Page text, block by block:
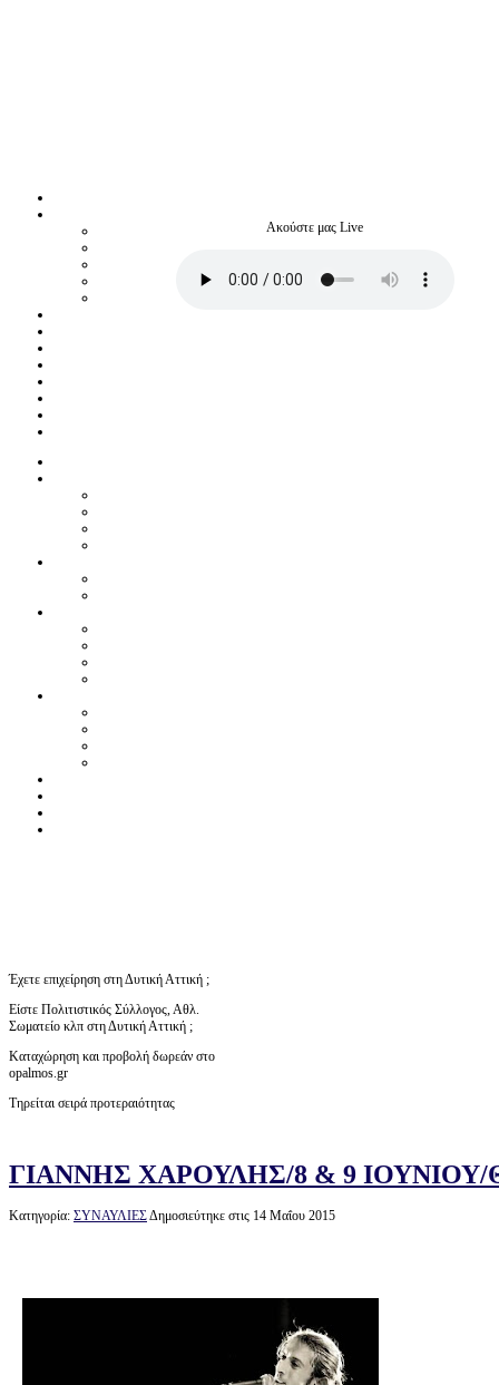
Ακούστε μας Live
Έχετε επιχείρηση στη Δυτική Αττική ;
Είστε Πολιτιστικός Σύλλογος, Αθλ.
Σωματείο κλπ στη Δυτική Αττική ;
Καταχώρηση και προβολή δωρεάν στο
opalmos.gr
Τηρείται σειρά προτεραιότητας
ΓΙΑΝΝΗΣ ΧΑΡΟΥΛΗΣ/8 & 9
Κατηγορία: ΣΥΝΑΥΛΙΕΣΔημοσιεύτηκε στις 14 Μαΐου 2015